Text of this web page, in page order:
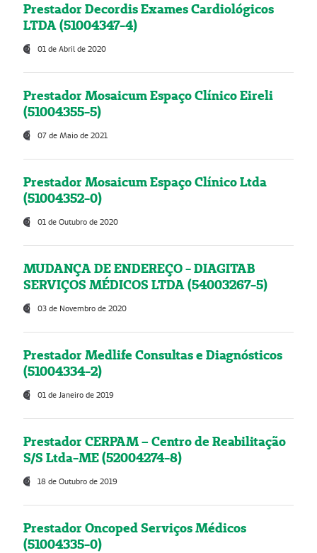
Prestador Decordis Exames Cardiológicos
LTDA (51004347-4)
01 de Abril de 2020
Prestador Mosaicum Espaço Clínico Eireli
(51004355-5)
07 de Maio de 2021
Prestador Mosaicum Espaço Clínico Ltda
(51004352-0)
01 de Outubro de 2020
MUDANÇA DE ENDEREÇO - DIAGITAB
SERVIÇOS MÉDICOS LTDA (54003267-5)
03 de Novembro de 2020
Prestador Medlife Consultas e Diagnósticos
(51004334-2)
01 de Janeiro de 2019
Prestador CERPAM – Centro de Reabilitação
S/S Ltda-ME (52004274-8)
18 de Outubro de 2019
Prestador Oncoped Serviços Médicos
(51004335-0)